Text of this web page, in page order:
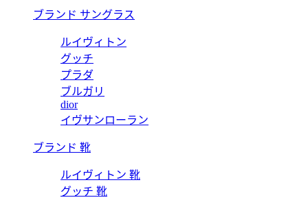
ブランド サングラス
ルイヴィトン
グッチ
プラダ
ブルガリ
dior
イヴサンローラン
ブランド 靴
ルイヴィトン 靴
グッチ 靴